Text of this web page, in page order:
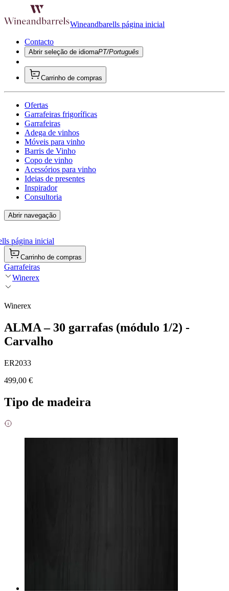
Wineandbarells página inicial
Contacto
Abrir seleção de idiomaPT/Português
Carrinho de compras
Ofertas
Garrafeiras frigoríficas
Garrafeiras
Adega de vinhos
Móveis para vinho
Barris de Vinho
Copo de vinho
Acessórios para vinho
Ideias de presentes
Inspirador
Consultoria
Abrir navegação
página inicial
Carrinho de compras
Garrafeiras
Winerex
Winerex
ALMA – 30 garrafas (módulo 1/2) -
Carvalho
ER2033
499,00 €
Tipo de madeira